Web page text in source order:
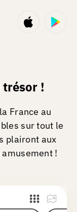
trésor !
France au
sur tout le
plairont aux
!